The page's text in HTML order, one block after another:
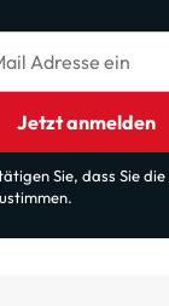
Adresse ein
Jetzt anmelden
Sie, dass Sie die